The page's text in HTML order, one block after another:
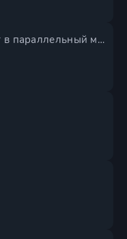
Рыцарь-скелет вступает в параллельный мир 2 сезон